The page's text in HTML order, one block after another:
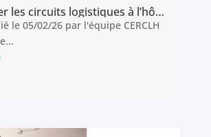
Moderniser les circuits logistiques à l’hôpital : comment gagner en fluidité et en sécurité
le 05/02/26 par l'équipe CERCLH